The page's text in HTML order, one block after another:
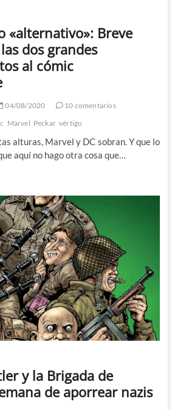
«alternativo»: Breve
dos grandes
al cómic
04/08/2020
10 comentarios
Marvel Peckar vértigo
alturas, Marvel y DC sobran. Y que lo
aquí no hago otra cosa que…
y la Brigada de
de aporrear nazis